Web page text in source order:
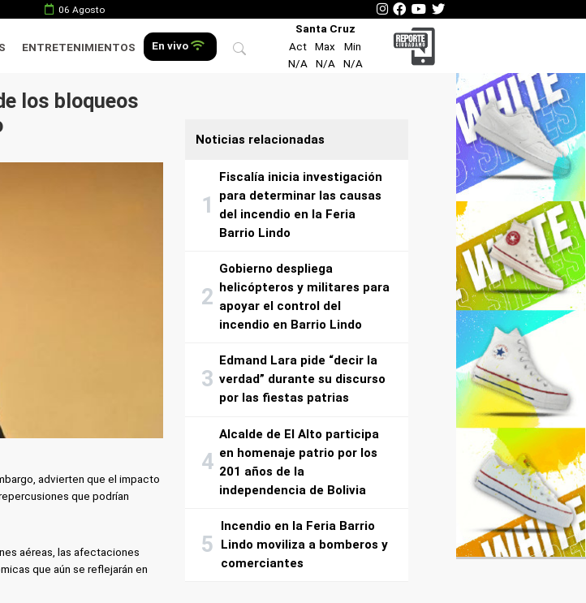
06 Agosto
ENTRETENIMIENTOS En vivo
Santa Cruz
Act
Max
Min
N/A
N/A N/A
los bloqueos
advierten que el impacto
que podrían
aéreas, las afectaciones
que aún se reflejarán en
Noticias relacionadas
Fiscalía inicia investigación
para determinar las causas
del incendio en la Feria
Barrio Lindo
Gobierno despliega
helicópteros y militares para
apoyar el control del
incendio en Barrio Lindo
Edmand Lara pide “decir la
verdad” durante su discurso
por las fiestas patrias
Alcalde de El Alto participa
en homenaje patrio por los
201 años de la
independencia de Bolivia
Incendio en la Feria Barrio
Lindo moviliza a bomberos y
comerciantes